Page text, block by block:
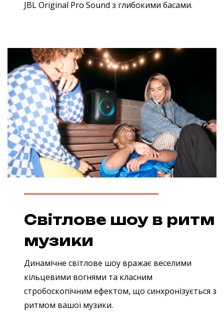
JBL Original Pro Sound з глибокими басами.
Світлове шоу в ритм
музики
Динамічне світлове шоу вражає веселими
кільцевими вогнями та класним
стробоскопічним ефектом, що синхронізується з
ритмом вашої музики.